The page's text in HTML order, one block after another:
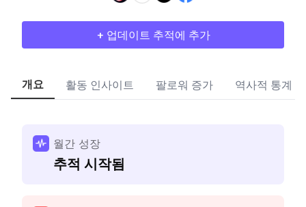
+ 업데이트 추적에 추가
개요 활동 인사이트 팔로워 증가 역사적 통계
월간 성장
추적 시작됨